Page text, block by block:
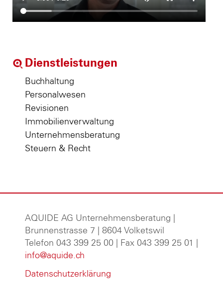
Dienstleistungen
Buchhaltung
Personalwesen
Revisionen
Immobilienverwaltung
Unternehmensberatung
Steuern & Recht
AQUIDE AG Unternehmensberatung
Brunnenstrasse 7 | 8604 Volketswil
Telefon 043 399 25 00 | Fax 043 399 25 01 |
info@aquide.ch
Datenschutzerklärung